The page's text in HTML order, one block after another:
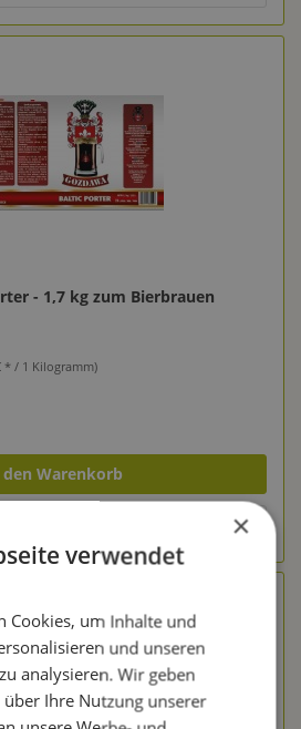
- 1,7 kg zum Bierbrauen
* / 1 Kilogramm)
den Warenkorb
×
verwendet
Cookies, um Inhalte und
und unseren
analysieren. Wir geben
Ihre Nutzung unserer